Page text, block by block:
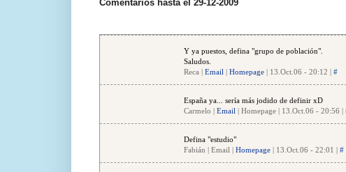
Comentarios hasta el 29-12-2009
Y ya puestos, defina "grupo de población".
Saludos.
Reca | Email | Homepage | 13.Oct.06 - 20:12 | #
España ya... sería más jodido de definir xD
Carmelo | Email | Homepage | 13.Oct.06 - 20:56 |
Defina "estudio"
Fabián | Email | Homepage | 13.Oct.06 - 22:01 | #